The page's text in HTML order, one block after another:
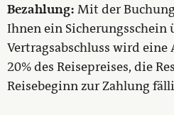
Bezahlung: Mit der
Ihnen ein Sicherungsschein
Vertragsabschluss wird
20% des Reisepreises, die
Reisebeginn zur Zahlung